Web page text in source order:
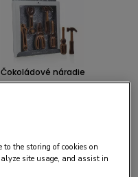
Čokoládové náradie
to the storing of cookies on
site usage, and assist in